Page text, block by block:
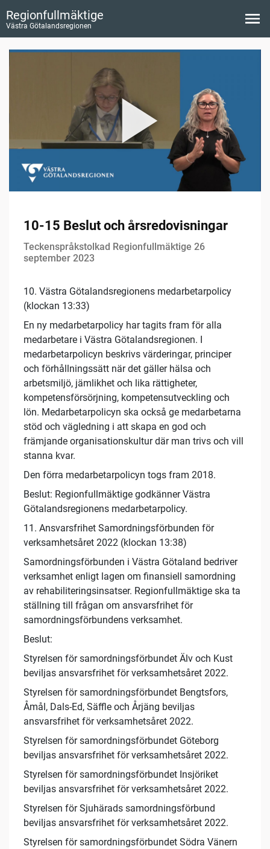
Regionfullmäktige
Västra Götalandsregionen
10-15 Beslut och årsredovisningar
Teckenspråkstolkad Regionfullmäktige 26
september 2023
10. Västra Götalandsregionens medarbetarpolicy
(klockan 13:33)
En ny medarbetarpolicy har tagits fram för alla
medarbetare i Västra Götalandsregionen. I
medarbetarpolicyn beskrivs värderingar, principer
och förhållningssätt när det gäller hälsa och
arbetsmiljö, jämlikhet och lika rättigheter,
kompetensförsörjning, kompetensutveckling och
lön. Medarbetarpolicyn ska också ge medarbetarna
stöd och vägledning i att skapa en god och
främjande organisationskultur där man trivs och vill
stanna kvar.
Den förra medarbetarpolicyn togs fram 2018.
Beslut: Regionfullmäktige godkänner Västra
Götalandsregionens medarbetarpolicy.
11. Ansvarsfrihet Samordningsförbunden för
verksamhetsåret 2022 (klockan 13:38)
Samordningsförbunden i Västra Götaland bedriver
verksamhet enligt lagen om finansiell samordning
av rehabiliteringsinsatser. Regionfullmäktige ska ta
ställning till frågan om ansvarsfrihet för
samordningsförbundens verksamhet.
Beslut:
Styrelsen för samordningsförbundet Älv och Kust
beviljas ansvarsfrihet för verksamhetsåret 2022.
Styrelsen för samordningsförbundet Bengtsfors,
Åmål, Dals-Ed, Säffle och Årjäng beviljas
ansvarsfrihet för verksamhetsåret 2022.
Styrelsen för samordningsförbundet Göteborg
beviljas ansvarsfrihet för verksamhetsåret 2022.
Styrelsen för samordningsförbundet Insjöriket
beviljas ansvarsfrihet för verksamhetsåret 2022.
Styrelsen för Sjuhärads samordningsförbund
beviljas ansvarsfrihet för verksamhetsåret 2022.
Styrelsen för samordningsförbundet Södra Vänern